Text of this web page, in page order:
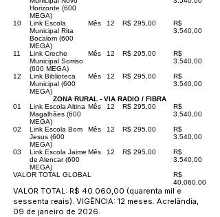
Horizonte (600
MEGA)
10
Link Escola
Municipal Rita
Bocalom (600
MEGA)
Mês 12 R$ 295,00
R$
3.540,00
11
Link Creche
Municipal Sorriso
(600 MEGA)
Mês 12 R$ 295,00
R$
3.540,00
12
Link Biblioteca
Municipal (600
MEGA)
Mês 12 R$ 295,00
R$
3.540,00
ZONA RURAL - VIA RADIO / FIBRA
01
Link Escola Altina
Magalhães (600
MEGA)
Mês 12 R$ 295,00
R$
3.540,00
02
Link Escola Bom
Jesus (600
MEGA)
Mês 12 R$ 295,00
R$
3.540,00
03
Link Escola Jaime
de Alencar (600
MEGA)
Mês 12 R$ 295,00
R$
3.540,00
VALOR TOTAL GLOBAL
R$
40.060,00
VALOR TOTAL: R$ 40.060,00 (quarenta mil e
sessenta reais). VIGÊNCIA: 12 meses. Acrelândia,
09 de janeiro de 2026.